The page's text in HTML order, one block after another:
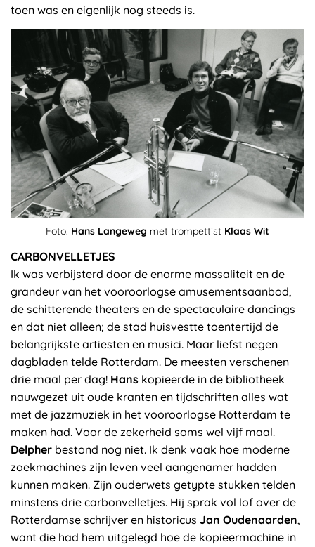
toen was en eigenlijk nog steeds is.
Foto: Hans Langeweg met trompettist Klaas Wit
CARBONVELLETJES
Ik was verbijsterd door de enorme massaliteit en de
grandeur van het vooroorlogse amusementsaanbod,
de schitterende theaters en de spectaculaire dancings
en dat niet alleen; de stad huisvestte toentertijd de
belangrijkste artiesten en musici. Maar liefst negen
dagbladen telde Rotterdam. De meesten verschenen
drie maal per dag! Hans kopieerde in de bibliotheek
nauwgezet uit oude kranten en tijdschriften alles wat
met de jazzmuziek in het vooroorlogse Rotterdam te
maken had. Voor de zekerheid soms wel vijf maal.
Delpher bestond nog niet. Ik denk vaak hoe moderne
zoekmachines zijn leven veel aangenamer hadden
kunnen maken. Zijn ouderwets getypte stukken telden
minstens drie carbonvelletjes. Hij sprak vol lof over de
Rotterdamse schrijver en historicus Jan Oudenaarden,
want die had hem uitgelegd hoe de kopieermachine in